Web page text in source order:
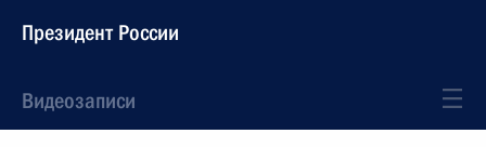
Президент России
Видеозаписи